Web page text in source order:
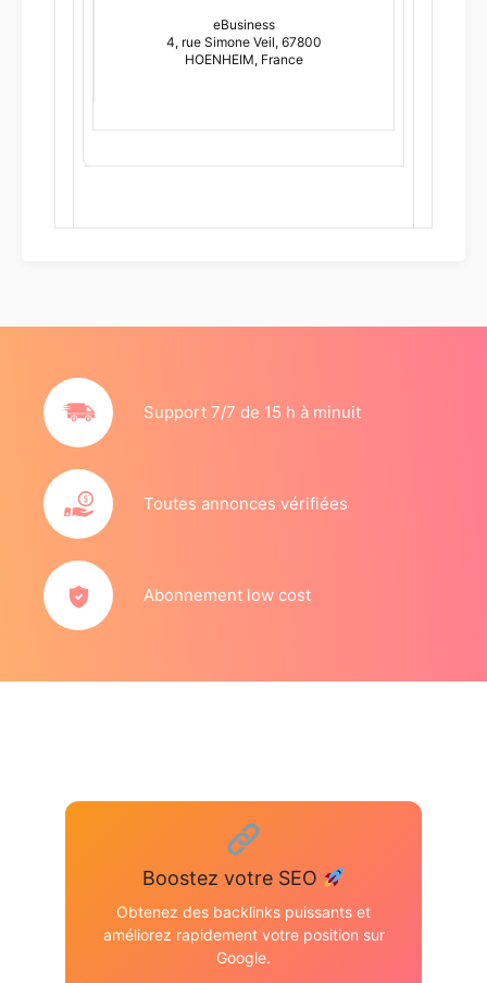
eBusiness
4, rue Simone Veil, 67800
HOENHEIM, France
Support 7/7 de 15 h à minuit
Toutes annonces vérifiées
Abonnement low cost
Boostez votre SEO
Obtenez des backlinks puissants et
améliorez rapidement votre position sur
Google.